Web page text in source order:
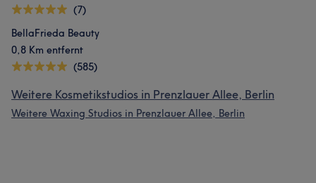
(7)
BellaFrieda Beauty
0,8 Km entfernt
(585)
Weitere Kosmetikstudios in Prenzlauer Allee, Berlin
Weitere Waxing Studios in Prenzlauer Allee, Berlin